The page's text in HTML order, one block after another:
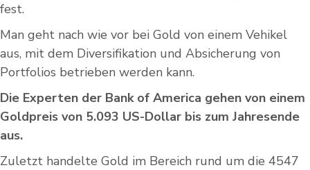
fest.
Man geht nach wie vor bei Gold von einem Vehikel
aus, mit dem Diversifikation und Absicherung von
Portfolios betrieben werden kann.
Die Experten der Bank of America gehen von einem
Goldpreis von 5.093 US-Dollar bis zum Jahresende
aus.
Zuletzt handelte Gold im Bereich rund um die 4547